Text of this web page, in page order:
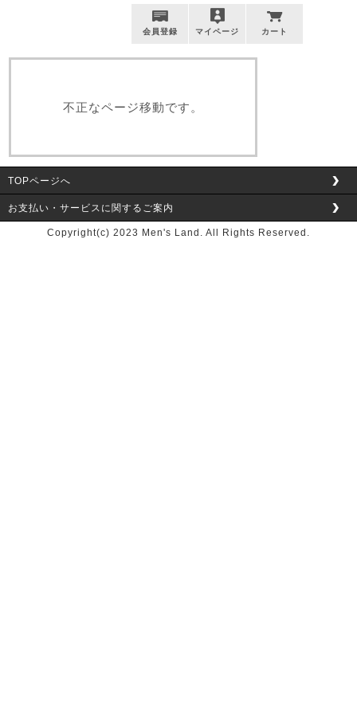
会員登録 マイページ カート
不正なページ移動です。
TOPページへ
お支払い・サービスに関するご案内
Copyright(c) 2023 Men's Land. All Rights Reserved.